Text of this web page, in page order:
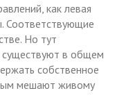
как левая
Соответствующие
Но тут
в общем
собственное
мешают живому